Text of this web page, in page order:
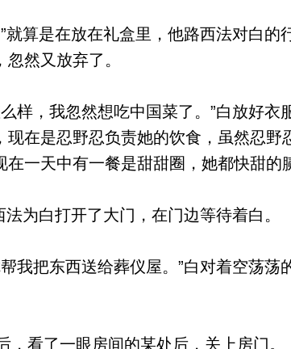
算是在放在礼盒里，他路西法对白的
然又放弃了。
样，我忽然想吃中国菜了。”白放好衣
现在是忍野忍负责她的饮食，虽然忍
一天中有一餐是甜甜圈，她都快甜的
为白打开了大门，在门边等待着白。
我把东西送给葬仪屋。”白对着空荡荡
看了一眼房间的某处后，关上房门。